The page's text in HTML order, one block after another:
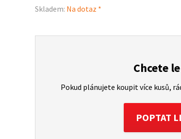
Skladem: Na dotaz *
Chcete
Pokud plánujete koupit více kusů,
POPTAT